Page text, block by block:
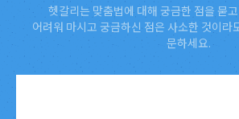
헷갈리는 맞춤법에 대해 궁금한 점을 묻
어려워 마시고 궁금하신 점은 사소한 것이라
문하세요.